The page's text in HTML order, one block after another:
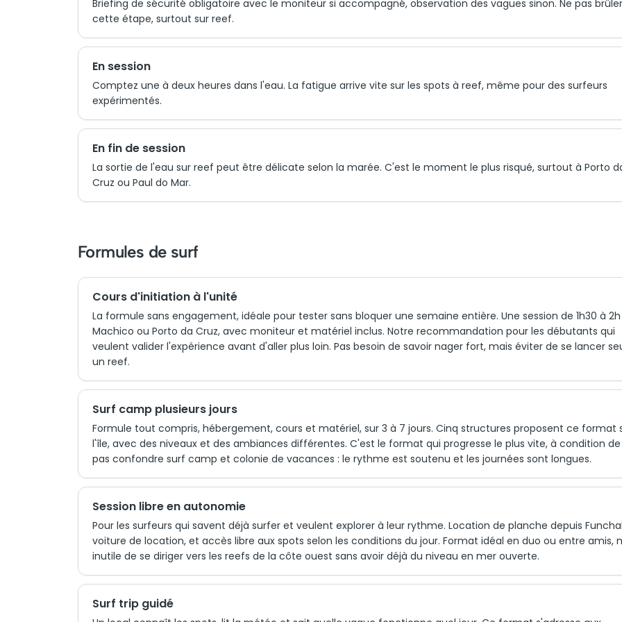
Briefing de sécurité obligatoire avec le moniteur si accompagné, observation des vagues sinon. Ne pas brûler
cette étape, surtout sur reef.
En session
Comptez une à deux heures dans l'eau. La fatigue arrive vite sur les spots à reef, même pour des surfeurs
expérimentés.
En fin de session
La sortie de l'eau sur reef peut être délicate selon la marée. C'est le moment le plus risqué, surtout à Porto
Cruz ou Paul do Mar.
Formules de surf
Cours d'initiation à l'unité
La formule sans engagement, idéale pour tester sans bloquer une semaine entière. Une session de 1h30 à
Machico ou Porto da Cruz, avec moniteur et matériel inclus. Notre recommandation pour les débutants qui
veulent valider l'expérience avant d'aller plus loin. Pas besoin de savoir nager fort, mais éviter de se lancer
un reef.
Surf camp plusieurs jours
Formule tout compris, hébergement, cours et matériel, sur 3 à 7 jours. Cinq structures proposent ce format
l'île, avec des niveaux et des ambiances différentes. C'est le format qui progresse le plus vite, à condition
pas confondre surf camp et colonie de vacances : le rythme est soutenu et les journées sont longues.
Session libre en autonomie
Pour les surfeurs qui savent déjà surfer et veulent explorer à leur rythme. Location de planche depuis
voiture de location, et accès libre aux spots selon les conditions du jour. Format idéal en duo ou entre amis,
inutile de se diriger vers les reefs de la côte ouest sans avoir déjà du niveau en mer ouverte.
Surf trip guidé